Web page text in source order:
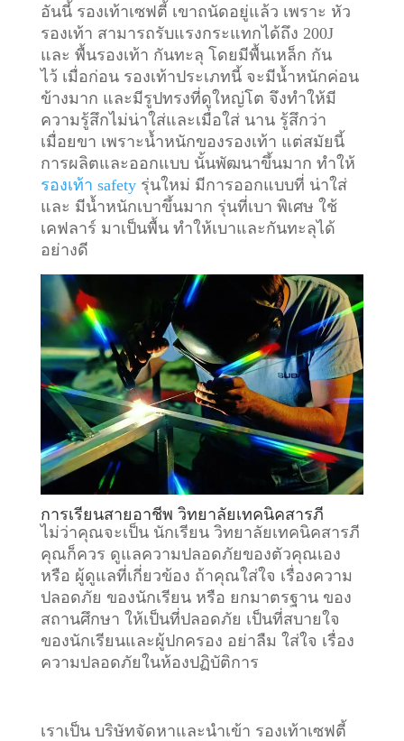
อันนี้ รองเท้าเซฟตี้ เขาถนัดอยู่แล้ว เพราะ หัว
รองเท้า สามารถรับแรงกระแทกได้ถึง 200J
และ พื้นรองเท้า กันทะลุ โดยมีพื้นเหล็ก กัน
ไว้ เมื่อก่อน รองเท้าประเภทนี้ จะมีน้ำหนักค่อน
ข้างมาก และมีรูปทรงที่ดูใหญ่โต จึงทำให้มี
ความรู้สึกไม่น่าใส่และเมื่อใส่ นาน รู้สึกว่า
เมื่อยขา เพราะน้ำหนักของรองเท้า แต่สมัยนี้
การผลิตและออกแบบ นั้นพัฒนาขึ้นมาก ทำให้
รองเท้า safetyรุ่นใหม่ มีการออกแบบที่ น่าใส่
และ มีน้ำหนักเบาขึ้นมาก รุ่นที่เบา พิเศษ ใช้
เคฟลาร์ มาเป็นพื้น ทำให้เบาและกันทะลุได้
อย่างดี
การเรียนสายอาชีพ วิทยาลัยเทคนิคสารภี
ไม่ว่าคุณจะเป็น นักเรียน วิทยาลัยเทคนิคสารภี
คุณก็ควร ดูแลความปลอดภัยของตัวคุณเอง
หรือ ผู้ดูแลที่เกี่ยวข้อง ถ้าคุณใส่ใจ เรื่องความ
ปลอดภัย ของนักเรียน หรือ ยกมาตรฐาน ของ
สถานศึกษา ให้เป็นที่ปลอดภัย เป็นที่สบายใจ
ของนักเรียนและผู้ปกครอง อย่าลืม ใส่ใจ เรื่อง
ความปลอดภัยในห้องปฏิบัติการ
เราเป็น บริษัทจัดหาและนำเข้า รองเท้าเซฟตี้